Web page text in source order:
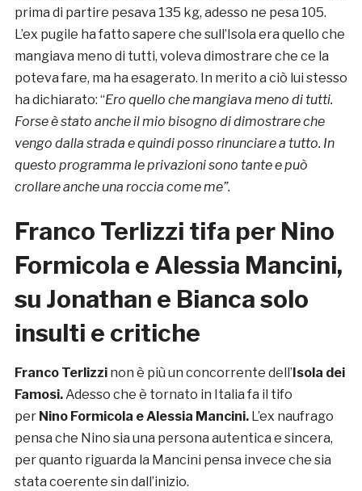
prima di partire pesava 135 kg, adesso ne pesa 105.
L’ex pugile ha fatto sapere che sull’Isola era quello che
mangiava meno di tutti, voleva dimostrare che ce la
poteva fare, ma ha esagerato. In merito a ciò lui stesso
ha dichiarato: “Ero quello che mangiava meno di tutti.
Forse è stato anche il mio bisogno di dimostrare che
vengo dalla strada e quindi posso rinunciare a tutto. In
questo programma le privazioni sono tante e può
crollare anche una roccia come me”.
Franco Terlizzi tifa per Nino
Formicola e Alessia Mancini,
su Jonathan e Bianca solo
insulti e critiche
Franco Terlizzinon è più un concorrente dell’ Isola dei
Famosi.Adesso che è tornato in Italia fa il tifo
per Nino Formicola e Alessia Mancini. L’ex naufrago
pensa che Nino sia una persona autentica e sincera,
per quanto riguarda la Mancini pensa invece che sia
stata coerente sin dall’inizio.